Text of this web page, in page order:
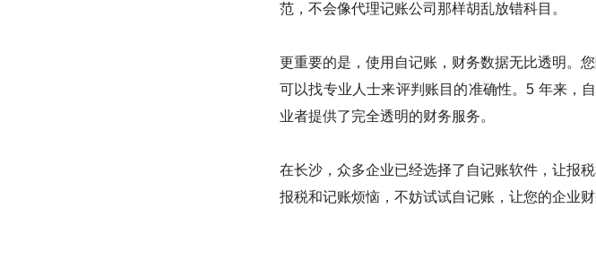
范，不会像代理记账公司那样胡乱放错科目。
更重要的是，使用自记账，财务数据无比透明。
可以找专业人士来评判账目的准确性。5 年来，
业者提供了完全透明的财务服务。
在长沙，众多企业已经选择了自记账软件，让报
报税和记账烦恼，不妨试试自记账，让您的企业